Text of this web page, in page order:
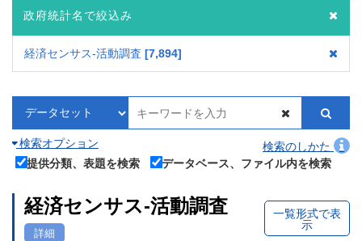
政府統計名で絞込み
経済センサス‐活動調査 7,894
検索オプション
検索のしかた
提供分類、表題を検索
データベース、ファイル内を検索
経済センサス‐活動調査
詳細
一覧形式で表
示